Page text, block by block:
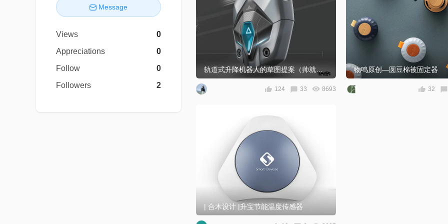
Message
Views
0
Appreciations
0
Follow
0
Followers
2 124 33 8693
物鸣原创—圆豆棉被固定器
32
| 合木设计 |升宝节能温度传感器